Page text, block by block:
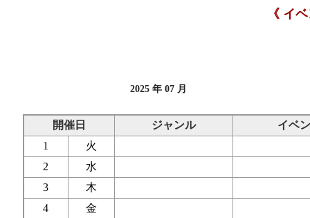
《 イ
2025 年 07 月
開催日 ジャンル
イベ
1
火
2
水
3
木
4
金